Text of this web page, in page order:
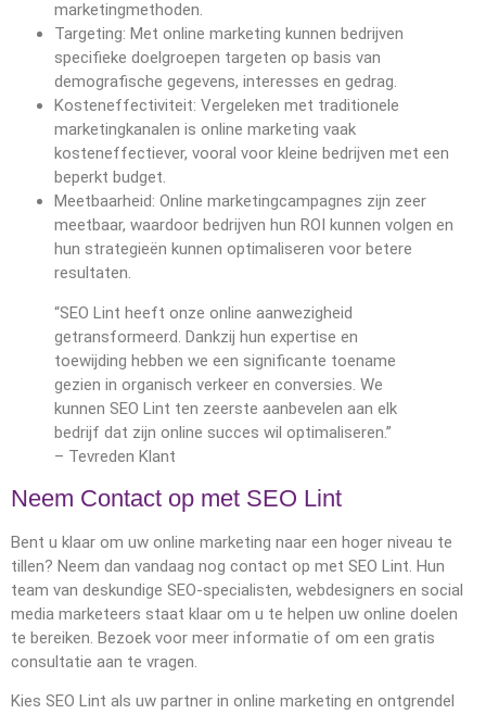
marketingmethoden.
Targeting: Met online marketing kunnen bedrijven
specifieke doelgroepen targeten op basis van
demografische gegevens, interesses en gedrag.
Kosteneffectiviteit: Vergeleken met traditionele
marketingkanalen is online marketing vaak
kosteneffectiever, vooral voor kleine bedrijven met een
beperkt budget.
Meetbaarheid: Online marketingcampagnes zijn zeer
meetbaar, waardoor bedrijven hun ROI kunnen volgen en
hun strategieën kunnen optimaliseren voor betere
resultaten.
“SEO Lint heeft onze online aanwezigheid
getransformeerd. Dankzij hun expertise en
toewijding hebben we een significante toename
gezien in organisch verkeer en conversies. We
kunnen SEO Lint ten zeerste aanbevelen aan elk
bedrijf dat zijn online succes wil optimaliseren.”
– Tevreden Klant
Neem Contact op met SEO Lint
Bent u klaar om uw online marketing naar een hoger niveau te
tillen? Neem dan vandaag nog contact op met SEO Lint. Hun
team van deskundige SEO-specialisten, webdesigners en social
media marketeers staat klaar om u te helpen uw online doelen
te bereiken. Bezoek voor meer informatie of om een gratis
consultatie aan te vragen.
Kies SEO Lint als uw partner in online marketing en ontgrendel